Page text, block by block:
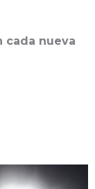
cada nueva